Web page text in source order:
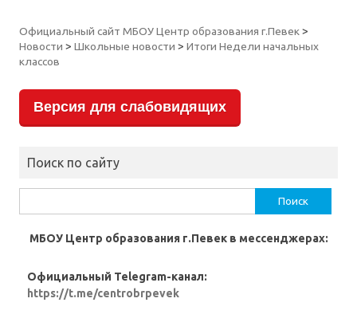
Официальный сайт МБОУ Центр образования г.Певек>
Новости > Школьные новости > Итоги Недели начальных
классов
Версия для слабовидящих
Поиск по сайту
МБОУ Центр образования г.Певек в мессенджерах:
Официальный Telegram-канал:
https://t.me/centrobrpevek